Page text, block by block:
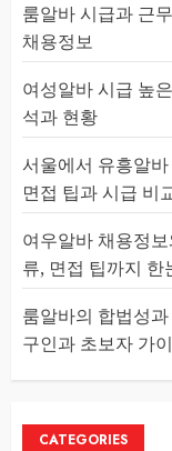
룸알바 시급과 근
채용정보
여성알바 시급 높
석과 현황
서울에서 유흥알
면접 팁과 시급 비
여우알바 채용정
류, 면접 팁까지 한
룸알바의 합법성
구인과 초보자 가
CATEGORIES